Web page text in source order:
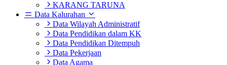
KARANG TARUNA
Data Kalurahan
Data Wilayah Administratif
Data Pendidikan dalam KK
Data Pendidikan Ditempuh
Data Pekerjaan
Data Agama